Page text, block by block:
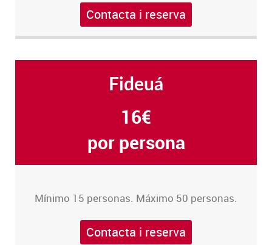
Contacta i reserva
Fideuá
16€
por persona
Mínimo 15 personas. Máximo 50 personas.
Contacta i reserva